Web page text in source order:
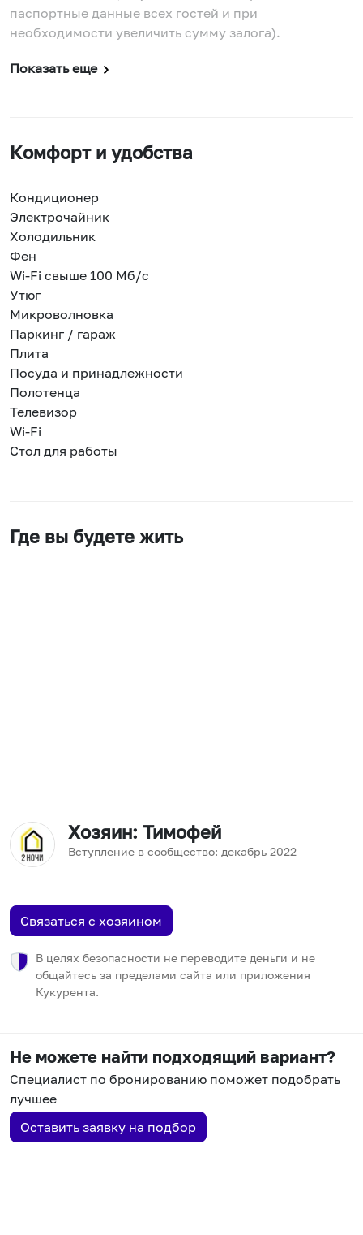
паспортные данные всех гостей и при
необходимости увеличить сумму залога).
Показать еще
Комфорт и удобства
Кондиционер
Электрочайник
Холодильник
Фен
Wi-Fi свыше 100 Мб/с
Утюг
Микроволновка
Паркинг / гараж
Плита
Посуда и принадлежности
Полотенца
Телевизор
Wi-Fi
Стол для работы
Где вы будете жить
Хозяин: Тимофей
Вступление в сообщество: декабрь 2022
Связаться с хозяином
В целях безопасности не переводите деньги и не
общайтесь за пределами сайта или приложения
Кукурента.
Не можете найти подходящий вариант?
Специалист по бронированию поможет подобрать
лучшее
Оставить заявку на подбор